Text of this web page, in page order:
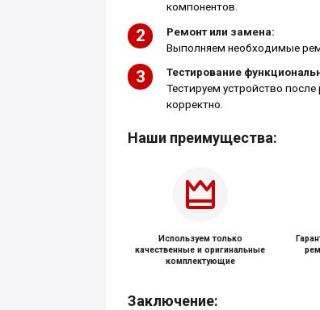
компонентов.
Ремонт или замена:
Выполняем необходимые
Тестирование
Тестируем устройство
корректно.
Наши преимущества:
Используем только
качественные и оригинальные
комплектующие
Заключение: